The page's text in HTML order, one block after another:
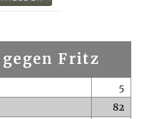
Fritz
5
82